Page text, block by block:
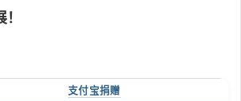
支付宝捐赠